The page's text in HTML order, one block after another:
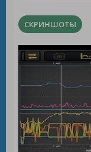
СКРИНШОТЫ